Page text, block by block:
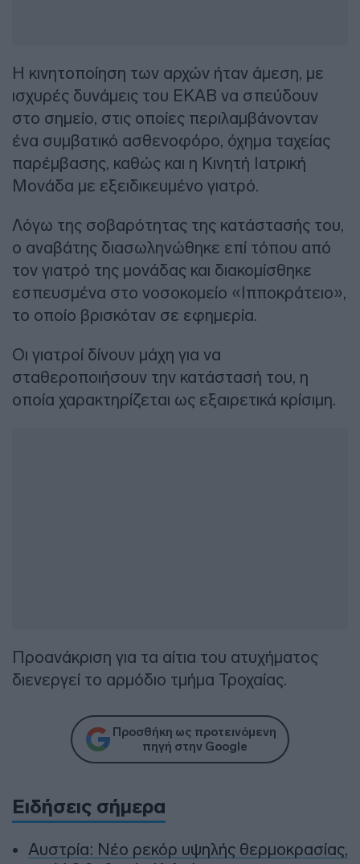
Η κινητοποίηση των αρχών ήταν άμεση, με
ισχυρές δυνάμεις του ΕΚΑΒ να σπεύδουν
στο σημείο, στις οποίες περιλαμβάνονταν
ένα συμβατικό ασθενοφόρο, όχημα ταχείας
παρέμβασης, καθώς και η Κινητή Ιατρική
Μονάδα με εξειδικευμένο γιατρό.
Λόγω της σοβαρότητας της κατάστασής του,
ο αναβάτης διασωληνώθηκε επί τόπου από
τον γιατρό της μονάδας και διακομίσθηκε
εσπευσμένα στο νοσοκομείο «Ιπποκράτειο»,
το οποίο βρισκόταν σε εφημερία.
Οι γιατροί δίνουν μάχη για να
σταθεροποιήσουν την κατάστασή του, η
οποία χαρακτηρίζεται ως εξαιρετικά κρίσιμη.
Προανάκριση για τα αίτια του ατυχήματος
διενεργεί το αρμόδιο τμήμα Τροχαίας.
Προσθήκη ως προτεινόμενη
πηγή στην Google
Ειδήσεις σήμερα
Αυστρία: Νέο ρεκόρ υψηλής θερμοκρασίας,